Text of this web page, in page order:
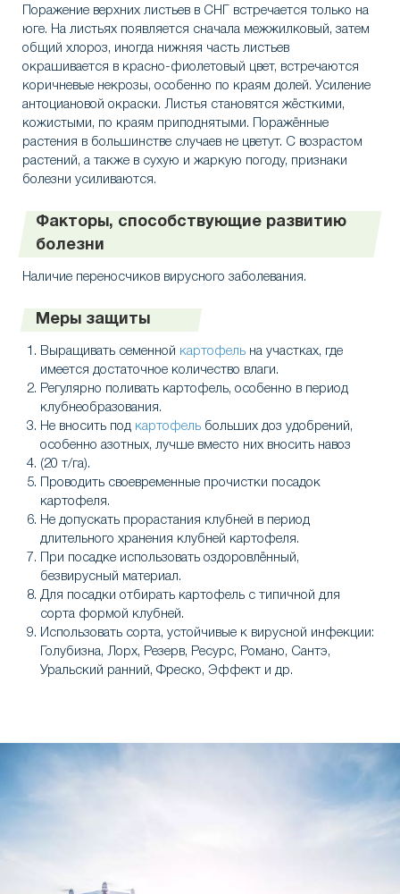
Поражение верхних листьев в СНГ встречается только на
юге. На листьях появляется сначала межжилковый, затем
общий хлороз, иногда нижняя часть листьев
окрашивается в красно-фиолетовый цвет, встречаются
коричневые некрозы, особенно по краям долей. Усиление
антоциановой окраски. Листья становятся жёсткими,
кожистыми, по краям приподнятыми. Поражённые
растения в большинстве случаев не цветут. С возрастом
растений, а также в сухую и жаркую погоду, признаки
болезни усиливаются.
Факторы, способствующие развитию
болезни
Наличие переносчиков вирусного заболевания.
Меры защиты
Выращивать семенной картофель на участках, где
имеется достаточное количество влаги.
Регулярно поливать картофель, особенно в период
клубнеобразования.
Не вносить под картофель больших доз удобрений,
особенно азотных, лучше вместо них вносить навоз
(20 т/га).
Проводить своевременные прочистки посадок
картофеля.
Не допускать прорастания клубней в период
длительного хранения клубней картофеля.
При посадке использовать оздоровлённый,
безвирусный материал.
Для посадки отбирать картофель с типичной для
сорта формой клубней.
Использовать сорта, устойчивые к вирусной инфекции:
Голубизна, Лорх, Резерв, Ресурс, Романо, Сантэ,
Уральский ранний, Фреско, Эффект и др.